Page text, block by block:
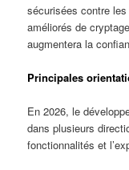
sécurisées contre
améliorés de
augmentera la
Principales
En 2026, le
dans plusieurs
fonctionnalités et